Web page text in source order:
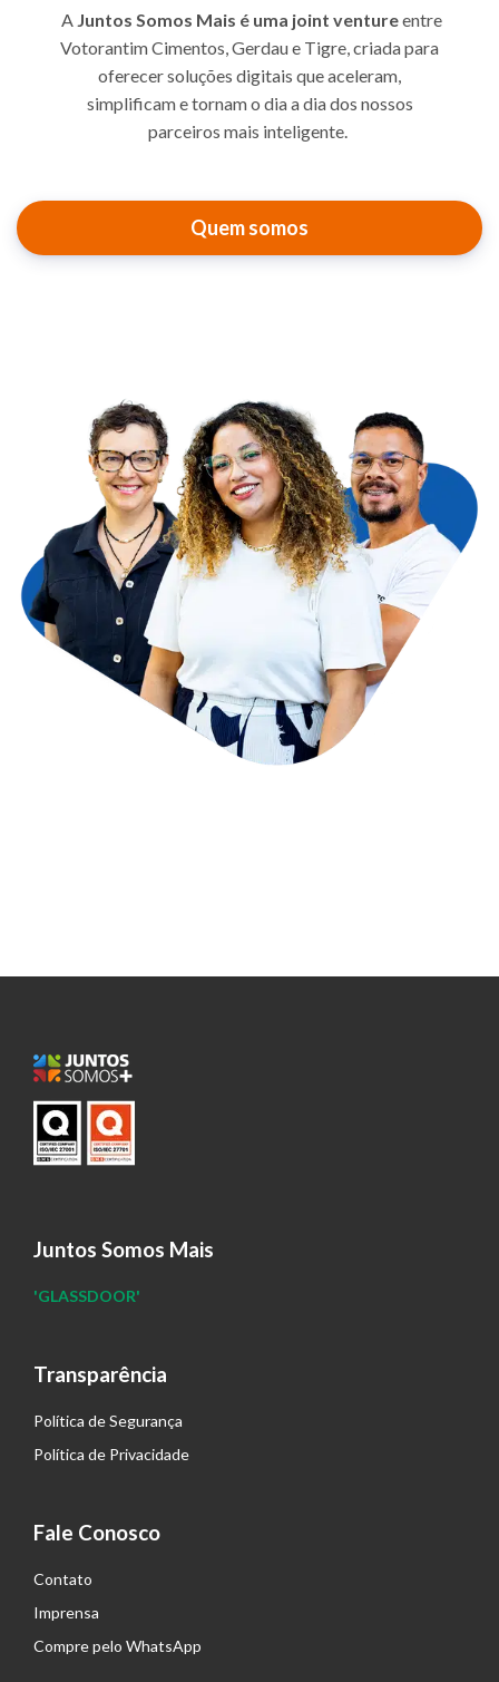
A Juntos Somos Mais é uma joint ventureentre
Votorantim Cimentos, Gerdau e Tigre, criada para
oferecer soluções digitais que aceleram,
simplificam e tornam o dia a dia dos nossos
parceiros mais inteligente.
Quem somos
Juntos Somos Mais
'GLASSDOOR'
Transparência
Política de Segurança
Política de Privacidade
Fale Conosco
Contato
Imprensa
Compre pelo WhatsApp